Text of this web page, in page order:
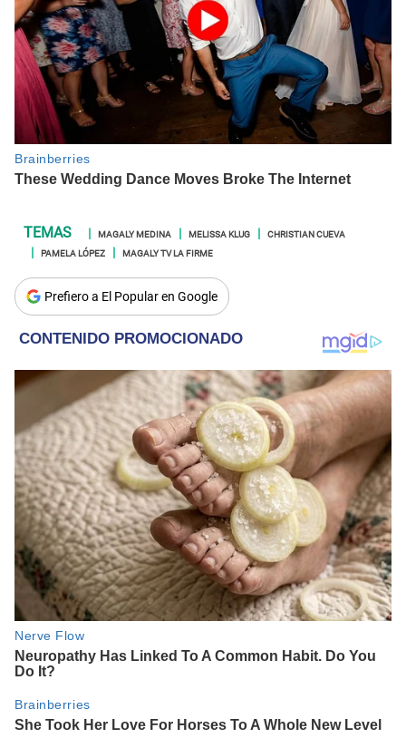
MAGALY MEDINA MELISSA KLUG
CHRISTIAN CUEVA
PAMELA LÓPEZ
MAGALY TV LA FIRME
Prefiero a El Popular en Google